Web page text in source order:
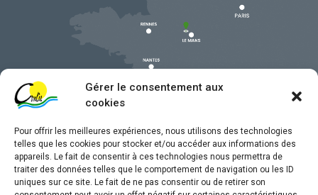
Gérer le consentement aux
cookies
Pour offrir les meilleures expériences, nous utilisons des technologies
telles que les cookies pour stocker et/ou accéder aux informations des
appareils. Le fait de consentir à ces technologies nous permettra de
traiter des données telles que le comportement de navigation ou les ID
uniques sur ce site. Le fait de ne pas consentir ou de retirer son
Mentions légales